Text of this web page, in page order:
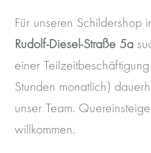
Für unseren Schildershop
Rudolf-Diesel-Straße 5a
einer
Stunden monatlich)
unser Team.
willkommen.